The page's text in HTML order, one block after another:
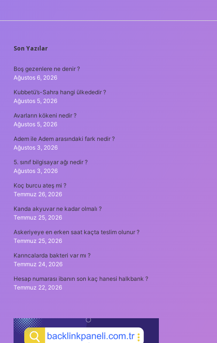
SIDEBAR
Son Yazılar
Boş gezenlere ne denir ?
Ağustos 6, 2026
Kubbetü’s-Sahra hangi ülkededir ?
Ağustos 5, 2026
Avarların kökeni nedir ?
Ağustos 5, 2026
Adem ile Adem arasındaki fark nedir ?
Ağustos 3, 2026
5. sınıf bilgisayar ağı nedir ?
Ağustos 3, 2026
Koç burcu ateş mi ?
Temmuz 26, 2026
Kanda akyuvar ne kadar olmalı ?
Temmuz 25, 2026
Askeriyeye en erken saat kaçta teslim olunur ?
Temmuz 25, 2026
Karıncalarda bakteri var mı ?
Temmuz 24, 2026
Hesap numarası ibanın son kaç hanesi halkbank ?
Temmuz 22, 2026